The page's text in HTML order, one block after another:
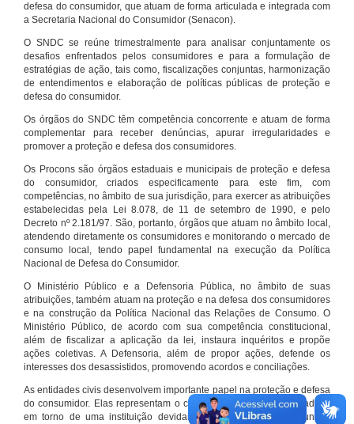
defesa do consumidor, que atuam de forma articulada e integrada com
a Secretaria Nacional do Consumidor (Senacon).
O SNDC se reúne trimestralmente para analisar conjuntamente os
desafios enfrentados pelos consumidores e para a formulação de
estratégias de ação, tais como, fiscalizações conjuntas, harmonização
de entendimentos e elaboração de políticas públicas de proteção e
defesa do consumidor.
Os órgãos do SNDC têm competência concorrente e atuam de forma
complementar para receber denúncias, apurar irregularidades e
promover a proteção e defesa dos consumidores.
Os Procons são órgãos estaduais e municipais de proteção e defesa
do consumidor, criados especificamente para este fim, com
competências, no âmbito de sua jurisdição, para exercer as atribuições
estabelecidas pela Lei 8.078, de 11 de setembro de 1990, e pelo
Decreto nº 2.181/97. São, portanto, órgãos que atuam no âmbito local,
atendendo diretamente os consumidores e monitorando o mercado de
consumo local, tendo papel fundamental na execução da Política
Nacional de Defesa do Consumidor.
O Ministério Público e a Defensoria Pública, no âmbito de suas
atribuições, também atuam na proteção e na defesa dos consumidores
e na construção da Política Nacional das Relações de Consumo. O
Ministério Público, de acordo com sua competência constitucional,
além de fiscalizar a aplicação da lei, instaura inquéritos e propõe
ações coletivas. A Defensoria, além de propor ações, defende os
interesses dos desassistidos, promovendo acordos e conciliações.
As entidades civis desenvolvem importante papel na proteção e defesa
do consumidor. Elas representam o conjunto organizado de cidadãos
em torno de uma instituição devidamente registrada e com função